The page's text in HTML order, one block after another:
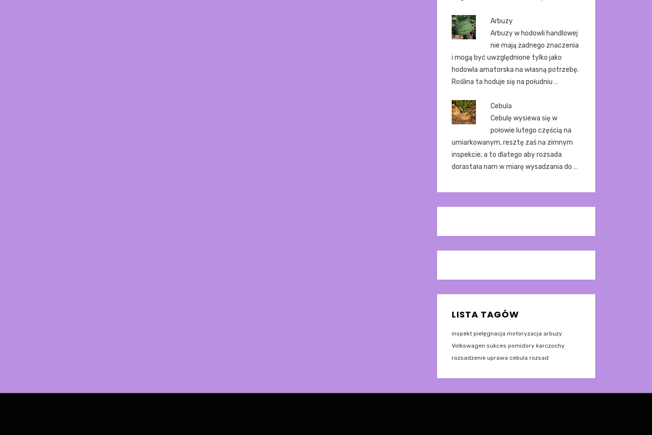
Arbuzy
Arbuzy w hodowli handlowej
nie mają żadnego znaczenia
i mogą być uwzględnione tylko jako
hodowla amatorska na własną potrzebę.
Roślina ta hoduje się na południu …
Cebula
Cebulę wysiewa się w
połowie lutego częścią na
umiarkowanym, resztę zaś na zimnym
inspekcie, a to dlatego aby rozsada
dorastała nam w miarę wysadzania do …
LISTA TAGÓW
inspekt pielęgnacja motoryzacja arbuzy
Volkswagen sukces pomidory karczochy
rozsadzenie uprawa cebula rozsad